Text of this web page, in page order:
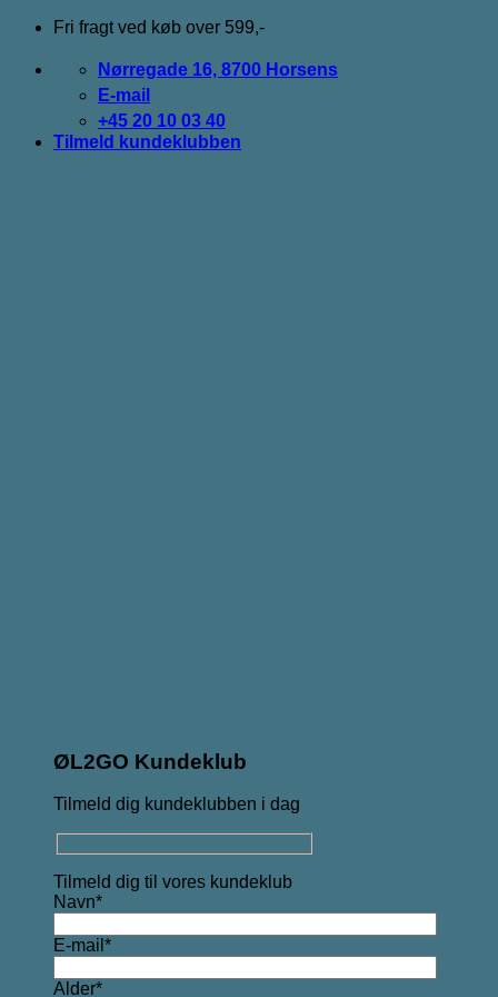
Fortsæt
indhold
Fri fragt ved køb over 599,-
Nørregade 16, 8700 Horsens
E-mail
+45 20 10 03 40
Tilmeld kundeklubben
ØL2GO Kundeklub
Tilmeld dig kundeklubben i dag
Tilmeld dig til vores kundeklub
Navn*
E-mail*
Alder*